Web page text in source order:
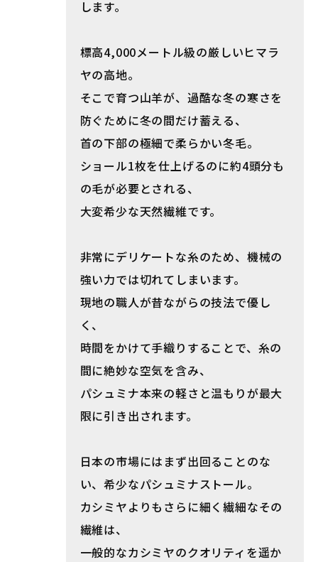
します。
標高4,000メートル級の厳しいヒマラ
ヤの高地。
そこで育つ山羊が、過酷な冬の寒さを
防ぐために冬の間だけ蓄える、
首の下部の極細で柔らかい冬毛。
ショール1枚を仕上げるのに約4頭分も
の毛が必要とされる、
大変希少な天然繊維です。
非常にデリケートな糸のため、機械の
強い力では切れてしまいます。
現地の職人が昔ながらの技法で優し
く、
時間をかけて手織りすることで、糸の
間に絶妙な空気を含み、
パシュミナ本来の軽さと温もりが最大
限に引き出されます。
日本の市場にはまず出回ることのな
い、希少なパシュミナストール。
カシミヤよりもさらに細く繊細なその
繊維は、
一般的なカシミヤのクオリティを遥か